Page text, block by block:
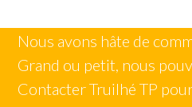
Nous avons hâte de
Grand ou petit, nous
Contacter Truilhé TP